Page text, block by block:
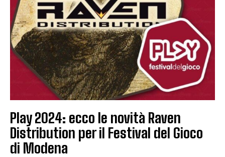
Play 2024: ecco le novità Raven
Distribution per il Festival del Gioco
di Modena